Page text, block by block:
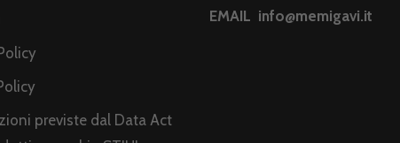
previste dal Data Act
EMAIL info@memigavi.it